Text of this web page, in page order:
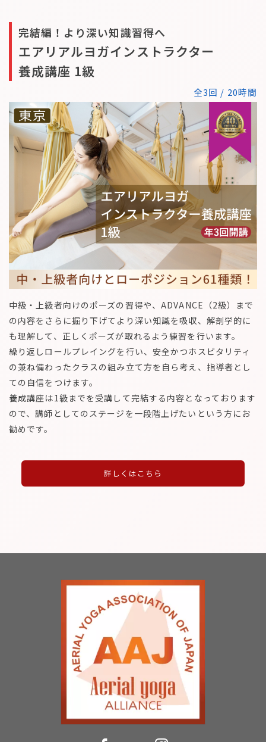
完結編！より深い知識習得へ
エアリアルヨガインストラクター
養成講座 1級
全3回 / 20時間
中級・上級者向けのポーズの習得や、ADVANCE（2級）まで
の内容をさらに掘り下げてより深い知識を吸収、解剖学的に
も理解して、正しくポーズが取れるよう練習を行います。
繰り返しロールプレイングを行い、安全かつホスピタリティ
の兼ね備わったクラスの組み立て方を自ら考え、指導者とし
ての自信をつけます。
養成講座は1級までを受講して完結する内容となっております
ので、講師としてのステージを一段階上げたいという方にお
勧めです。
詳しくはこちら